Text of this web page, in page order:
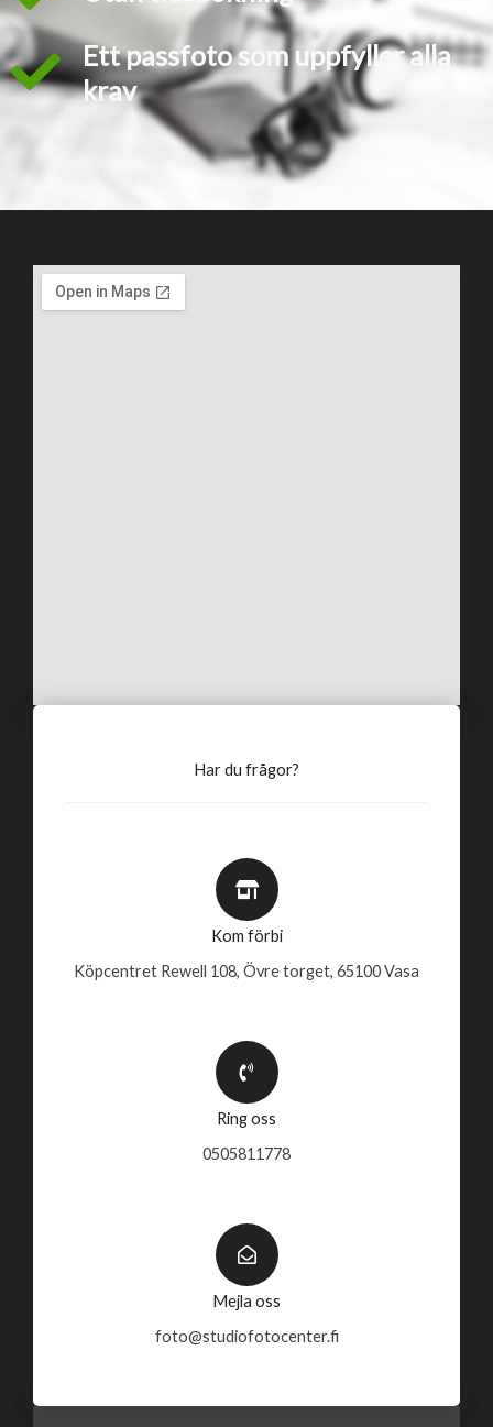
Ett passfoto som uppfyller alla
krav
F
I
Har du frågor?
Kom förbi
Köpcentret Rewell 108, Övre torget, 65100 Vasa
Ring oss
0505811778
Mejla oss
foto@studiofotocenter.fi